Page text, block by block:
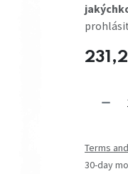
Terms
30-day